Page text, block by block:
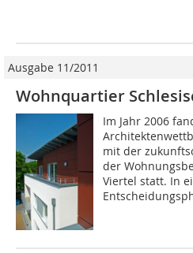
Ausgabe 11/2011
Wohnquartier
Im Jahr 2006
mit der
der
Viertel statt. In